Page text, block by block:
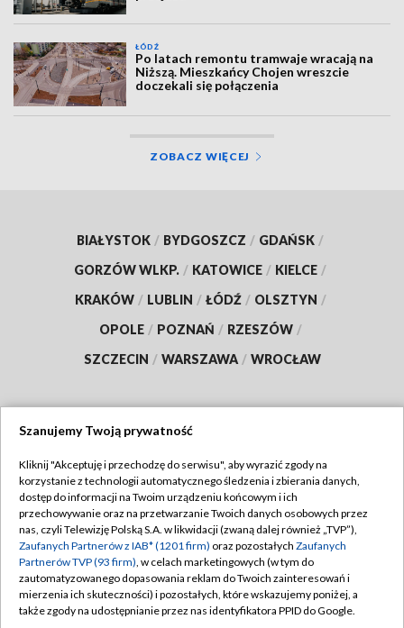
ŁÓDŹ
Po latach remontu tramwaje wracają na
Niższą. Mieszkańcy Chojen wreszcie
doczekali się połączenia
ZOBACZ WIĘCEJ
BIAŁYSTOK / BYDGOSZCZ / GDAŃSK /
GORZÓW WLKP. / KATOWICE / KIELCE /
KRAKÓW / LUBLIN / ŁÓDŹ / OLSZTYN /
OPOLE / POZNAŃ / RZESZÓW /
SZCZECIN / WARSZAWA / WROCŁAW
TVP
Abonament TVP
Emisja w TVP
Centrum informacji TVP
Naziemna Telewizja Cyfrowa
Regulamin TVP
Polityka prywatności
Moje zgody
Pomoc
Szanujemy Twoją prywatność
Kliknij "Akceptuję i przechodzę do serwisu", aby wyrazić zgody na
korzystanie z technologii automatycznego śledzenia i zbierania danych,
dostęp do informacji na Twoim urządzeniu końcowym i ich
przechowywanie oraz na przetwarzanie Twoich danych osobowych przez
nas, czyli Telewizję Polską S.A. w likwidacji (zwaną dalej również „TVP”),
Zaufanych Partnerów z IAB* (1201 firm) oraz pozostałych Zaufanych
Partnerów TVP (93 firm), w celach marketingowych (w tym do
zautomatyzowanego dopasowania reklam do Twoich zainteresowań i
mierzenia ich skuteczności) i pozostałych, które wskazujemy poniżej, a
także zgody na udostępnianie przez nas identyfikatora PPID do Google.